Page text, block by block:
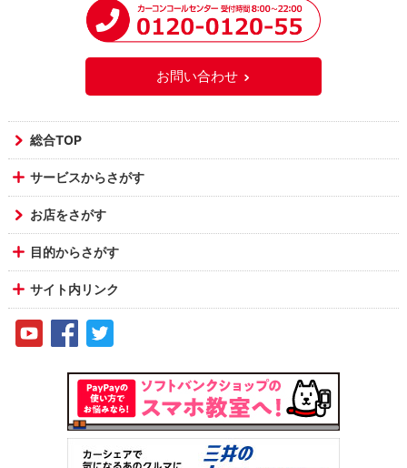
お問い合わせ
総合TOP
サービスからさがす
お店をさがす
目的からさがす
サイト内リンク